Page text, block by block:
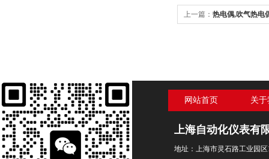
上一篇： 热电偶,吹气热电
网站首页 关
上海自动化仪表有
地址：上海市灵石路工业园区